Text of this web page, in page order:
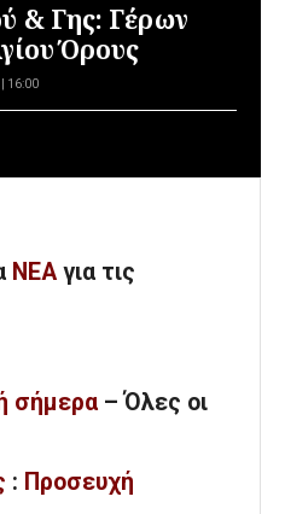
& Γης: Γέρων
Όρους
16:00
ΝΕΑ για τις
σήμερα – Όλες οι
: Προσευχή